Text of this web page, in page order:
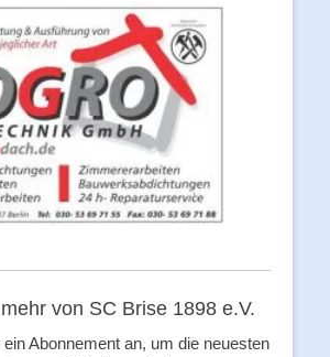
von SC Brise 1898 e.V.
Abonnement an, um die neuesten